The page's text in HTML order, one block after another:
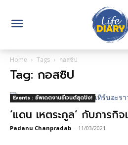
Home Tags กอสซิป
Tag: กอสซิป
Events : อัพเดตงานอีเวนต์สุดปัง!
‘แดน เหตระกูล’ กับภารกิจ
Padanu Chanpradab - 11/03/2021